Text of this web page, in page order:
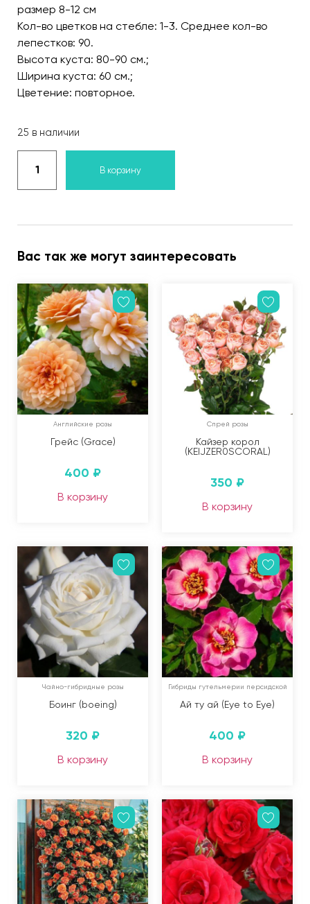
размер 8-12 см
Кол-во цветков на стебле: 1-3. Среднее кол-во
лепестков: 90.
Высота куста: 80-90 см.;
Ширина куста: 60 см.;
Цветение: повторное.
25 в наличии
В корзину
Вас так же могут заинтересовать
Английские розы
Грейс (Grace)
400 ₽
В корзину
Спрей розы
Кайзер корол
(KEIJZER0SCORAL)
350 ₽
В корзину
Чайно-гибридные розы
Боинг (boeing)
320 ₽
В корзину
Гибриды гутельмерии персидской
Ай ту ай (Eye to Eye)
400 ₽
В корзину